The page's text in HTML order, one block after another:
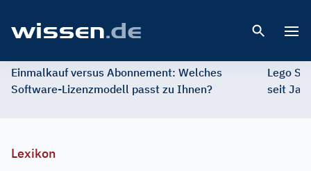
Einmalkauf versus Abonnement: Welches
Software-Lizenzmodell passt zu Ihnen?
Lego
seit
Lexikon